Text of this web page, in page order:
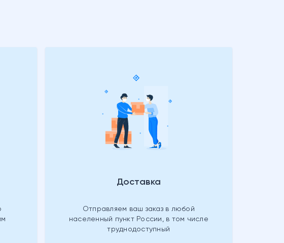
Доставка
Отправляем ваш заказ в любой
населенный пункт России, в том числе
труднодоступный